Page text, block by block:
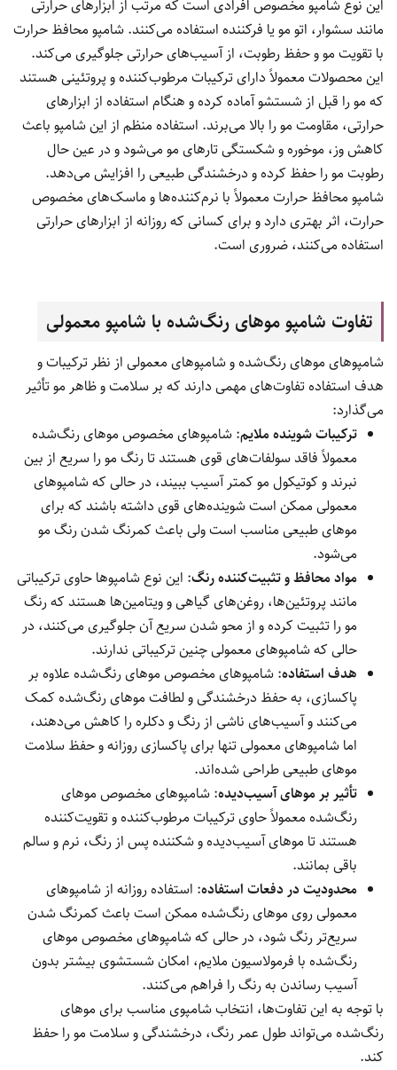
این نوع شامپو مخصوص افرادی است که مرتب از ابزارهای حرارتی
مانند سشوار، اتو مو یا فرکننده استفاده می‌کنند. شامپو محافظ حرارت
با تقویت مو و حفظ رطوبت، از آسیب‌های حرارتی جلوگیری می‌کند.
این محصولات معمولاً دارای ترکیبات مرطوب‌کننده و پروتئینی هستند
که مو را قبل از شستشو آماده کرده و هنگام استفاده از ابزارهای
حرارتی، مقاومت مو را بالا می‌برند. استفاده منظم از این شامپو باعث
کاهش وز، موخوره و شکستگی تارهای مو می‌شود و در عین حال
رطوبت مو را حفظ کرده و درخشندگی طبیعی را افزایش می‌دهد.
شامپو محافظ حرارت معمولاً با نرم‌کننده‌ها و ماسک‌های مخصوص
حرارت، اثر بهتری دارد و برای کسانی که روزانه از ابزارهای حرارتی
استفاده می‌کنند، ضروری است.
تفاوت شامپو موهای رنگ‌شده با شامپو معمولی
شامپوهای موهای رنگ‌شده و شامپوهای معمولی از نظر ترکیبات و
هدف استفاده تفاوت‌های مهمی دارند که بر سلامت و ظاهر مو تأثیر
می‌گذارد:
ترکیبات شوینده ملایم: شامپوهای مخصوص موهای رنگ‌شده
معمولاً فاقد سولفات‌های قوی هستند تا رنگ مو را سریع از بین
نبرند و کوتیکول مو کمتر آسیب ببیند، در حالی که شامپوهای
معمولی ممکن است شوینده‌های قوی داشته باشند که برای
موهای طبیعی مناسب است ولی باعث کمرنگ شدن رنگ مو
می‌شود.
مواد محافظ و تثبیت‌کننده رنگ: این نوع شامپوها حاوی ترکیباتی
مانند پروتئین‌ها، روغن‌های گیاهی و ویتامین‌ها هستند که رنگ
مو را تثبیت کرده و از محو شدن سریع آن جلوگیری می‌کنند، در
حالی که شامپوهای معمولی چنین ترکیباتی ندارند.
هدف استفاده: شامپوهای مخصوص موهای رنگ‌شده علاوه بر
پاکسازی، به حفظ درخشندگی و لطافت موهای رنگ‌شده کمک
می‌کنند و آسیب‌های ناشی از رنگ و دکلره را کاهش می‌دهند،
اما شامپوهای معمولی تنها برای پاکسازی روزانه و حفظ سلامت
موهای طبیعی طراحی شده‌اند.
تأثیر بر موهای آسیب‌دیده: شامپوهای مخصوص موهای
رنگ‌شده معمولاً حاوی ترکیبات مرطوب‌کننده و تقویت‌کننده
هستند تا موهای آسیب‌دیده و شکننده پس از رنگ، نرم و سالم
باقی بمانند.
محدودیت در دفعات استفاده: استفاده روزانه از شامپوهای
معمولی روی موهای رنگ‌شده ممکن است باعث کمرنگ شدن
سریع‌تر رنگ شود، در حالی که شامپوهای مخصوص موهای
رنگ‌شده با فرمولاسیون ملایم، امکان شستشوی بیشتر بدون
آسیب رساندن به رنگ را فراهم می‌کنند.
با توجه به این تفاوت‌ها، انتخاب شامپوی مناسب برای موهای
رنگ‌شده می‌تواند طول عمر رنگ، درخشندگی و سلامت مو را حفظ
کند.